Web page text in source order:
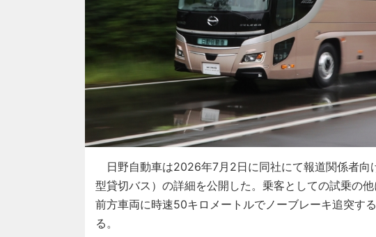
日野自動車は2026年7月2日に同社にて報道関係者向
型貸切バス）の詳細を公開した。乗客としての試乗の
前方車両に時速50キロメートルでノーブレーキ追突す
る。